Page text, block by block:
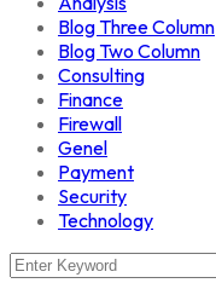
Blog Three Column
Blog Two Column
Consulting
Finance
Firewall
Genel
Payment
Security
Technology